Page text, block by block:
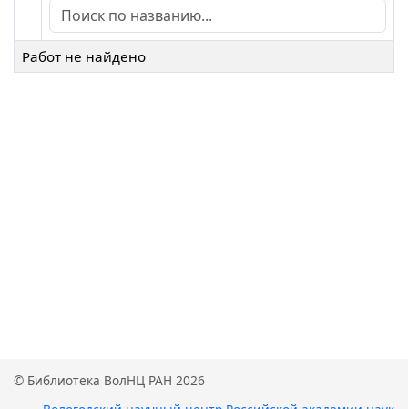
Работ не найдено
© Библиотека ВолНЦ РАН 2026